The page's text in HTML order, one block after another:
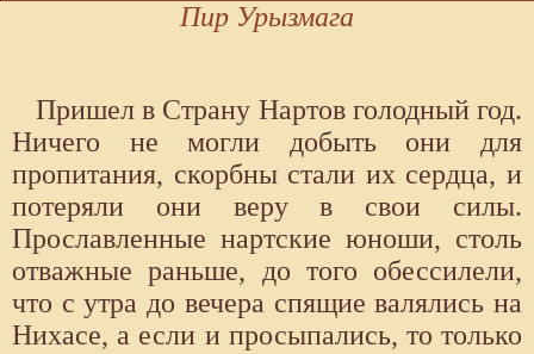
Пир Урызмага
Пришел в Страну Нартов голодный год.
Ничего не могли добыть они для
пропитания, скорбны стали их сердца, и
потеряли они веру в свои силы.
Прославленные нартские юноши, столь
отважные раньше, до того обессилели,
что с утра до вечера спящие валялись на
Нихасе, а если и просыпались, то только